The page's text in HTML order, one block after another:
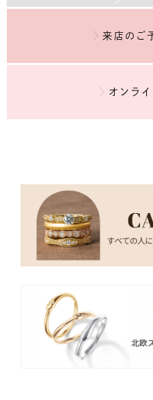
来店のご
オンラ